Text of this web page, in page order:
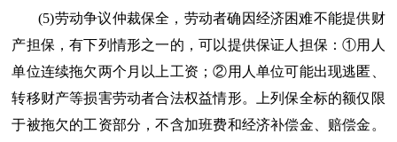
(5)劳动争议仲裁保全，劳动者确因经济困难不能提供财
产担保，有下列情形之一的，可以提供保证人担保：①用人
单位连续拖欠两个月以上工资；②用人单位可能出现逃匿、
转移财产等损害劳动者合法权益情形。上列保全标的额仅限
于被拖欠的工资部分，不含加班费和经济补偿金、赔偿金。